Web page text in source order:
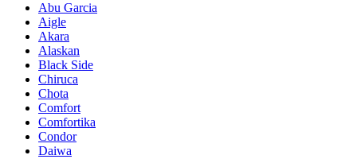
Abu Garcia
Aigle
Akara
Alaskan
Black Side
Chiruca
Chota
Comfort
Comfortika
Condor
Daiwa